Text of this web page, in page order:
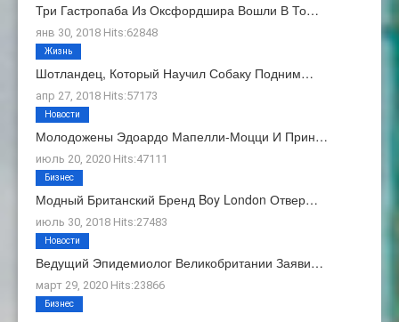
Три Гастропаба Из Оксфордшира Вошли В То…
янв 30, 2018 Hits:62848
Шотландец, Который Научил Собаку Подним…
апр 27, 2018 Hits:57173
Жизнь
Молодожены Эдоардо Мапелли-Моцци И Прин…
июль 20, 2020 Hits:47111
Новости
Модный Британский Бренд Boy London Отвер…
июль 30, 2018 Hits:27483
Бизнес
Ведущий Эпидемиолог Великобритании Заяви…
март 29, 2020 Hits:23866
Новости
Бизнес